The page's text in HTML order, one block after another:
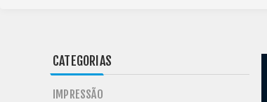
CATEGORIAS
IMPRESSÃO